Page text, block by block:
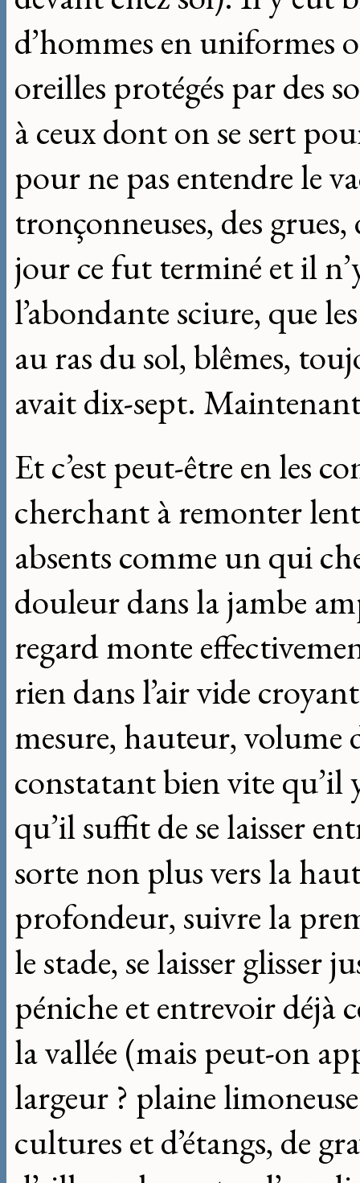
d’hommes en uniformes
oreilles protégés par des
à ceux dont on se sert
pour ne pas entendre le
tronçonneuses, des
jour ce fut terminé et il
l’abondante sciure, que
au ras du sol, blêmes,
avait dix-sept.
Et c’est peut-être en les
cherchant à remonter
absents comme un qui
douleur dans la jambe
regard monte
rien dans l’air vide
mesure, hauteur, volume
constatant bien vite qu’il
qu’il suffit de se laisser
sorte non plus vers la
profondeur, suivre la
le stade, se laisser glisser
péniche et entrevoir déjà
la vallée (mais peut-on
largeur ? plaine
cultures et d’étangs, de